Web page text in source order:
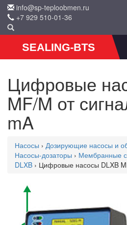
info@sp-teploobmen.ru
+7 929 510-01-36
SEALING-BTS
Цифровые
MF/M от
mA
Насосы › Дозирующие насосы и
Насосы-дозаторы › Мембранные
DLXB › Цифровые насосы DLXB